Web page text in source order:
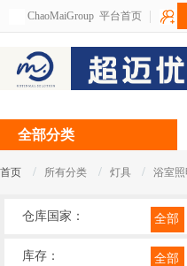
ChaoMaiGroup 平台首页
全部分类
首页 / 所有分类 / 灯具 / 浴室照
仓库国家： 全部
库存： 全部